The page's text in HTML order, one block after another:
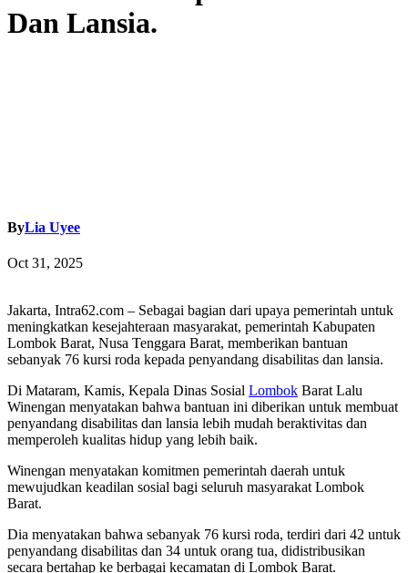
Dan Lansia.
ByLia Uyee
Oct 31, 2025
Jakarta, Intra62.com – Sebagai bagian dari upaya pemerintah untuk
meningkatkan kesejahteraan masyarakat, pemerintah Kabupaten
Lombok Barat, Nusa Tenggara Barat, memberikan bantuan
sebanyak 76 kursi roda kepada penyandang disabilitas dan lansia.
Di Mataram, Kamis, Kepala Dinas Sosial Lombok Barat Lalu
Winengan menyatakan bahwa bantuan ini diberikan untuk membuat
penyandang disabilitas dan lansia lebih mudah beraktivitas dan
memperoleh kualitas hidup yang lebih baik.
Winengan menyatakan komitmen pemerintah daerah untuk
mewujudkan keadilan sosial bagi seluruh masyarakat Lombok
Barat.
Dia menyatakan bahwa sebanyak 76 kursi roda, terdiri dari 42 untuk
penyandang disabilitas dan 34 untuk orang tua, didistribusikan
secara bertahap ke berbagai kecamatan di Lombok Barat.